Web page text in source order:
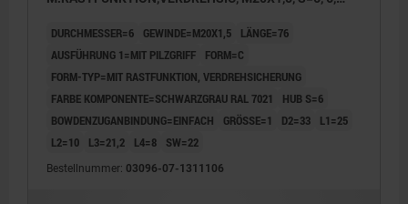
DURCHMESSER=6 GEWINDE=M20X1,5
LÄNGE=76
AUSFÜHRUNG 1=MIT PILZGRIFF
FORM=C
FORM-TYP=MIT RASTFUNKTION, VERDREHSICHERUNG
FARBE KOMPONENTE=SCHWARZGRAU RAL 7021
HUB S=6
BOWDENZUGANBINDUNG=EINFACH
GRÖSSE=1 D2=33
L1=25
L2=10
L3=21,2 L4=8 SW=22
Bestellnummer: 03096-07-1311106